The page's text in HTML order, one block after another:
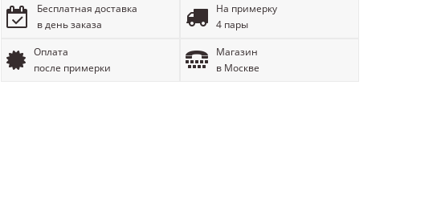
Бесплатная доставка
в день заказа
На примерку
4 пары
Оплата
после примерки
Магазин
в Москве